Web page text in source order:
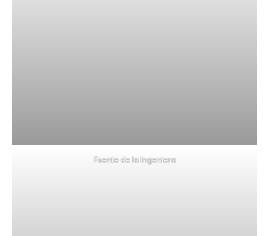
Fuente de la Ingeniera